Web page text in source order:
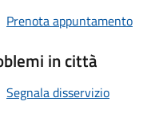
Prenota appuntamento
in città
Segnala disservizio